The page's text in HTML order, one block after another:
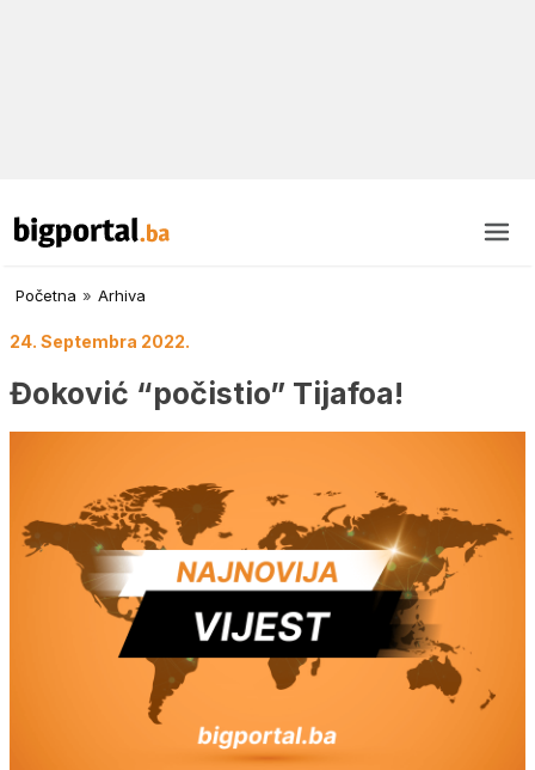
Početna » Arhiva
24. Septembra 2022.
Đoković “počistio” Tijafoa!